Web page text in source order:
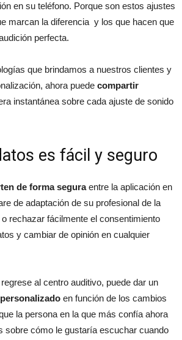
en su teléfono. Porque son estos ajustes
marcan la diferencia y los que hacen que
perfecta.
que brindamos a nuestros clientes y
ahora puede compartir
instantánea sobre cada ajuste de sonido
es fácil y seguro
de forma seguraentre la aplicación en
de adaptación de su profesional de la
rechazar fácilmente el consentimiento
y cambiar de opinión en cualquier
al centro auditivo, puede dar un
en función de los cambios
la persona en la que más confía ahora
sobre cómo le gustaría escuchar cuando